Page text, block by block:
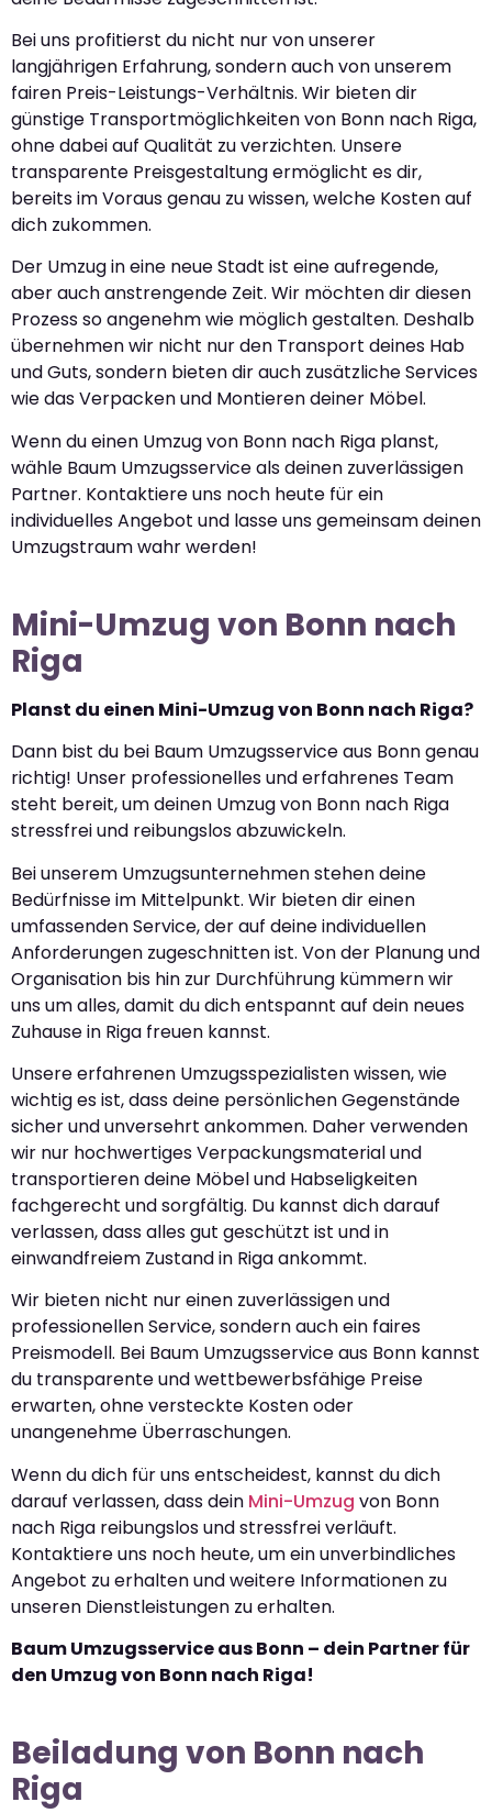
Bei uns profitierst du nicht nur von unserer
langjährigen Erfahrung, sondern auch von unserem
fairen Preis-Leistungs-Verhältnis. Wir bieten dir
günstige Transportmöglichkeiten von Bonn nach Riga,
ohne dabei auf Qualität zu verzichten. Unsere
transparente Preisgestaltung ermöglicht es dir,
bereits im Voraus genau zu wissen, welche Kosten auf
dich zukommen.
Der Umzug in eine neue Stadt ist eine aufregende,
aber auch anstrengende Zeit. Wir möchten dir diesen
Prozess so angenehm wie möglich gestalten. Deshalb
übernehmen wir nicht nur den Transport deines Hab
und Guts, sondern bieten dir auch zusätzliche Services
wie das Verpacken und Montieren deiner Möbel.
Wenn du einen Umzug von Bonn nach Riga planst,
wähle Baum Umzugsservice als deinen zuverlässigen
Partner. Kontaktiere uns noch heute für ein
individuelles Angebot und lasse uns gemeinsam deinen
Umzugstraum wahr werden!
Mini-Umzug von Bonn nach
Riga
Planst du einen Mini-Umzug von Bonn nach Riga?
Dann bist du bei Baum Umzugsservice aus Bonn genau
richtig! Unser professionelles und erfahrenes Team
steht bereit, um deinen Umzug von Bonn nach Riga
stressfrei und reibungslos abzuwickeln.
Bei unserem Umzugsunternehmen stehen deine
Bedürfnisse im Mittelpunkt. Wir bieten dir einen
umfassenden Service, der auf deine individuellen
Anforderungen zugeschnitten ist. Von der Planung und
Organisation bis hin zur Durchführung kümmern wir
uns um alles, damit du dich entspannt auf dein neues
Zuhause in Riga freuen kannst.
Unsere erfahrenen Umzugsspezialisten wissen, wie
wichtig es ist, dass deine persönlichen Gegenstände
sicher und unversehrt ankommen. Daher verwenden
wir nur hochwertiges Verpackungsmaterial und
transportieren deine Möbel und Habseligkeiten
fachgerecht und sorgfältig. Du kannst dich darauf
verlassen, dass alles gut geschützt ist und in
einwandfreiem Zustand in Riga ankommt.
Wir bieten nicht nur einen zuverlässigen und
professionellen Service, sondern auch ein faires
Preismodell. Bei Baum Umzugsservice aus Bonn kannst
du transparente und wettbewerbsfähige Preise
erwarten, ohne versteckte Kosten oder
unangenehme Überraschungen.
Wenn du dich für uns entscheidest, kannst du dich
darauf verlassen, dass dein Mini-Umzug von Bonn
nach Riga reibungslos und stressfrei verläuft.
Kontaktiere uns noch heute, um ein unverbindliches
Angebot zu erhalten und weitere Informationen zu
unseren Dienstleistungen zu erhalten.
Baum Umzugsservice aus Bonn – dein Partner für
den Umzug von Bonn nach Riga!
Beiladung von Bonn nach
Riga